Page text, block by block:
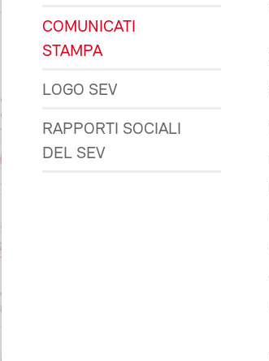
COMUNICATI
STAMPA
LOGO SEV
RAPPORTI SOCIALI
DEL SEV